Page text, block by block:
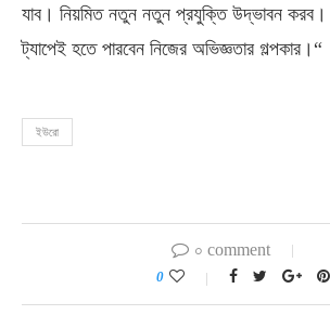
যাব। নিয়মিত নতুন নতুন প্রযুক্তি উদ্ভাবন করব।
ট্যাপেই হতে পারবেন নিজের অভিজ্ঞতার গল্পকার।“
ইউরো
০ comment
0